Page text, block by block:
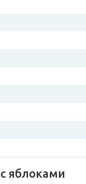
яблоками